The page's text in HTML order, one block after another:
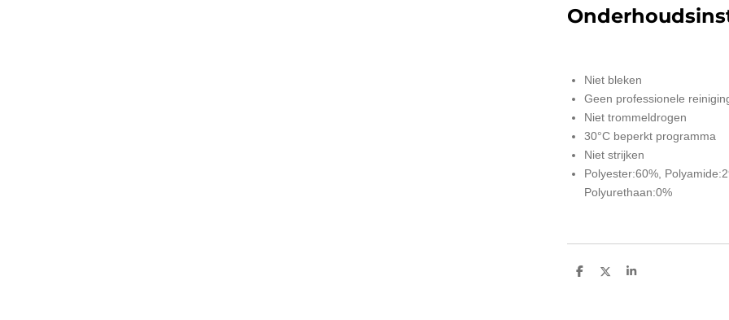
Niet bleken
Geen professionele
Niet trommeldrogen
30°C beperkt programma
Niet strijken
Polyester:60%,
Polyurethaan:0%
D
D
S